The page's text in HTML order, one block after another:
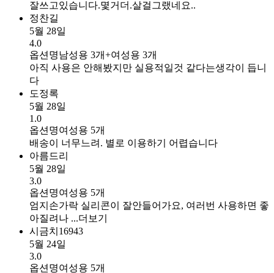
잘쓰고있습니다.몇거더.살걸그랬네요..
정찬길
5월 28일
4.0
옵션명남성용 3개+여성용 3개
아직 사용은 안해봤지만 실용적일것 같다는생각이 듭니
다
도정록
5월 28일
1.0
옵션명여성용 5개
배송이 너무느려. 별로 이용하기 어렵습니다
아름드리
5월 28일
3.0
옵션명여성용 5개
엄지손가락 실리콘이 잘안들어가요, 여러번 사용하면 좋
아질려나 ...더보기
시금치16943
5월 24일
3.0
옵션명여성용 5개